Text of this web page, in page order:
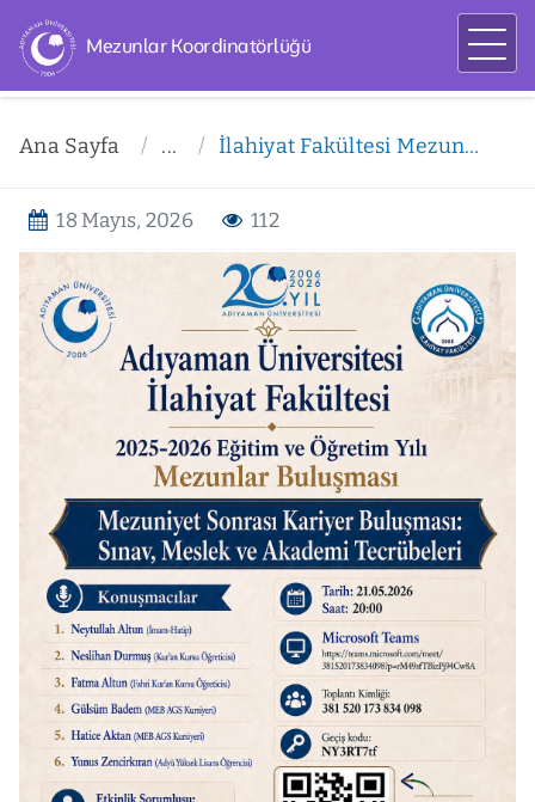
Mezunlar Koordinatörlüğü
Ana Sayfa ... İlahiyat Fakültesi Mezunlar Buluşması ve Kariyer Söyleşisi
18 Mayıs, 2026 112